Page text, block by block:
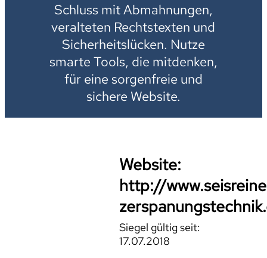
Schluss mit Abmahnungen,
veralteten Rechtstexten und
Sicherheitslücken. Nutze
smarte Tools, die mitdenken,
für eine sorgenfreie und
sichere Website.
Website:
http://
Siegel gültig seit:
17.07.2018